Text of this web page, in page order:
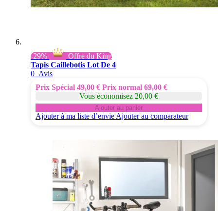
-29%
Offre du King
Tapis Caillebotis Lot De 4
0 Avis
Prix Spécial 49,00 € Prix normal 69,00 €
Vous économisez 20,00 €
Ajouter au panier
Ajouter à ma liste d’envie Ajouter au comparateur